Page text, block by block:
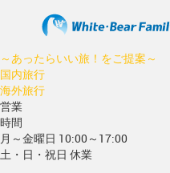
～あったらいい旅！をご提案～
国内旅行
海外旅行
営業
時間
月～金曜日 10:00～17:00
土・日・祝日 休業